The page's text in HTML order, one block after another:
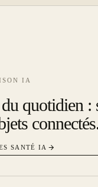
IA
quotidien :
SANTÉ IA